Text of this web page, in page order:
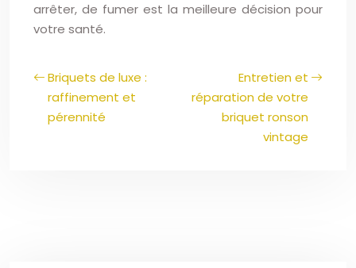
arrêter, de fumer est la meilleure décision pour
votre santé.
Briquets de luxe :
raffinement et
pérennité
Entretien et
réparation de votre
briquet ronson
vintage